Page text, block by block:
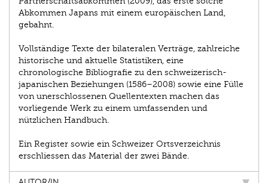
Abkommen Japans mit einem europäischen Land,
gebahnt.
Vollständige Texte der bilateralen Verträge, zahlreiche
historische und aktuelle Statistiken, eine
chronologische Bibliografie zu den schweizerisch-
japanischen Beziehungen (1586–2008) sowie eine Fülle
von unerschlossenen Quellentexten machen das
vorliegende Werk zu einem umfassenden und
nützlichen Handbuch.
Ein Register sowie ein Schweizer Ortsverzeichnis
erschliessen das Material der zwei Bände.